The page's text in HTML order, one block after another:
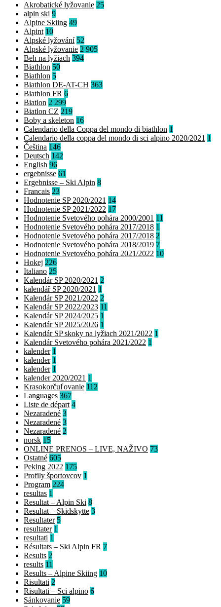
Akrobatické lyžovanie 25
alpin ski 9
Alpine Skiing 49
Alpint 10
Alpské lyžování 52
Alpské lyžovanie 2 905
Beh na lyžiach 394
Biathlon 50
Biathlon 5
Biathlon DE-AT-CH 363
Biathlon FR 6
Biatlon 2 299
Biatlon CZ 219
Boby a skeleton 16
Calendario della Coppa del mondo di biathlon 1
Calendario della coppa del mondo di sci alpino 2020/2021 1
Čeština 146
Deutsch 142
English 96
ergebnisse 61
Ergebnisse – Ski Alpin 8
Francais 23
Hodnotenie SP 2020/2021 14
Hodnotenie SP 2021/2022 17
Hodnotenie Svetového pohára 2000/2001 11
Hodnotenie Svetového pohára 2017/2018 1
Hodnotenie Svetového pohára 2017/2018 2
Hodnotenie Svetového pohára 2018/2019 7
Hodnotenie Svetového pohára 2021/2022 10
Hokej 226
Italiano 25
Kalendár SP 2020/2021 2
kalendář SP 2020/2021 1
Kalendár SP 2021/2022 2
Kalendár SP 2022/2023 11
Kalendár SP 2024/2025 1
Kalendár SP 2025/2026 1
Kalendár SP skoky na lyžiach 2021/2022 1
Kalendár Svetového pohára 2021/2022 1
kalender 1
kalender 1
kalender 1
kalender 2020/2021 1
Krasokorčuľovanie 112
Languages 367
Liste de départ 4
Nezaradené 3
Nezaradené 3
Nezaradené 2
norsk 15
ONLINE PRENOS – LIVE, NAŽIVO 73
Ostatné 605
Peking 2022 175
Profily športovcov 1
Program 224
resultas 1
Resultat – Alpin Ski 8
Resultat – Skidskytte 3
Resultater 5
resultater 1
resultati 1
Résultats – Ski Alpin FR 7
Results 2
results 11
Results – Alpine Skiing 10
Risultati 2
Risultati – Sci alpino 6
Sánkovanie 59